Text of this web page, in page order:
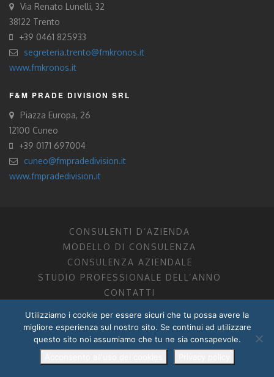
Via Renato Lunelli, 32
38122 Trento
+39 0461 825933
segreteria.trento@fmkronos.it
www.fmkronos.it
F&M PRADE DIVISION SRL
Piazza Europa, 26
12100 Cuneo
+39 0171 697004
cuneo@fmpradedivision.it
www.fmpradedivision.it
CONSULENTI D’AZIENDA
MODELLO DI CONSULENZA
CONSULENZA AZIENDALE
STUDIO PROFESSIONALE DELL’ANNO
CONTATTI
FM CONSULENTI D’AZIENDA SOCIETÀ TRA PROFESSIONISTI
DOTTORI COMMERCIALISTI MANTOVA, PORDENONE, TRENTO
P.I. 01599280201
Utilizziamo i cookie per essere sicuri che tu possa avere la
migliore esperienza sul nostro sito. Se continui ad utilizzare
questo sito noi assumiamo che tu ne sia consapevole.